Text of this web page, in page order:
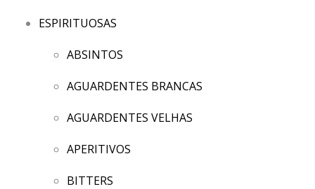
ESPIRITUOSAS
ABSINTOS
AGUARDENTES BRANCAS
AGUARDENTES VELHAS
APERITIVOS
BITTERS